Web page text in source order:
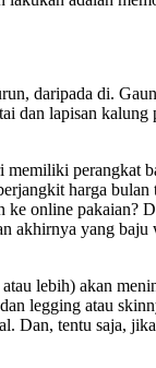
daripada di.
dan lapisan kalung
memiliki perangkat
harga
ke online pakaian?
akhirnya yang
lebih) akan
legging atau
Dan, tentu saja,